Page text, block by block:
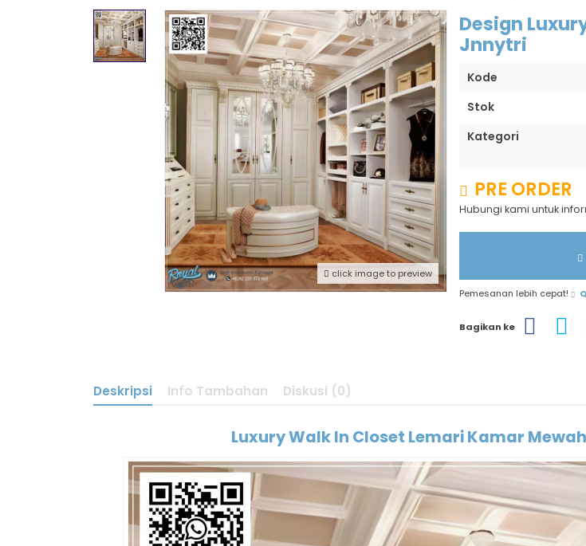
click image to preview
Design
Jnnytri
Kode
Stok
Kategori
PRE ORDER
Hubungi kami untuk
Pemesanan lebih cepat!
Bagikan ke
Deskripsi Info Tambahan Diskusi (0)
Luxury Walk In Closet Lemari Kamar